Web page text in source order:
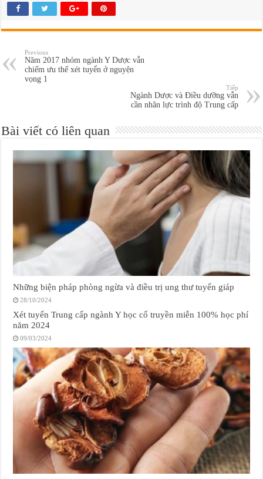
Previous
Năm 2017 nhóm ngành Y Dược vẫn
chiếm ưu thế xét tuyển ở nguyện
vọng 1
Tiếp
Ngành Dược và Điều dưỡng vẫn
cần nhân lực trình độ Trung cấp
Bài viết có liên quan
Những biện pháp phòng ngừa và điều trị ung thư tuyến giáp
28/10/2024
Xét tuyển Trung cấp ngành Y học cổ truyền miễn 100% học phí
năm 2024
09/03/2024